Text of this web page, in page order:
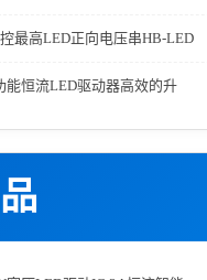
最高LED正向电压串HB-LED
能恒流LED驱动器高效的升